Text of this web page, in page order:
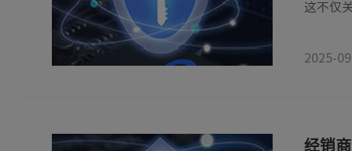
这不仅
2025-
经销